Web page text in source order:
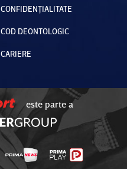
CONFIDENȚIALITATE
COD DEONTOLOGIC
CARIERE
este parte a